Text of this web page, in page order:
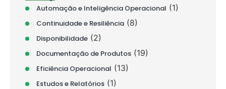
Automação e Inteligência Operacional (1)
Continuidade e Resiliência (8)
Disponibilidade (2)
Documentação de Produtos (19)
Eficiência Operacional (13)
Estudos e Relatórios (1)